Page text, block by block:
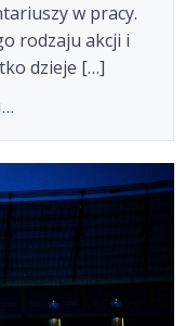
w pracy.
rodzaju akcji i
dzieje […]